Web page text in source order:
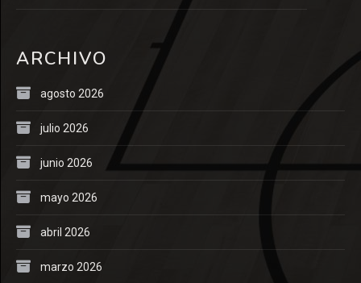
ARCHIVO
agosto 2026
julio 2026
junio 2026
mayo 2026
abril 2026
marzo 2026